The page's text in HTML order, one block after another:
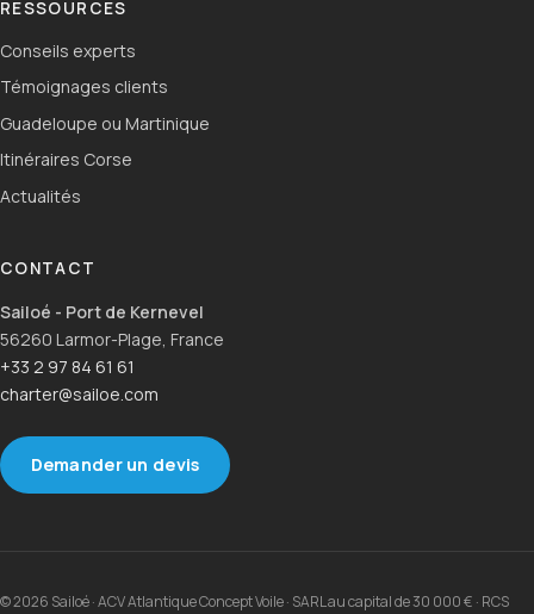
RESSOURCES
Conseils experts
Témoignages clients
Guadeloupe ou Martinique
Itinéraires Corse
Actualités
CONTACT
Sailoé - Port de Kernevel
56260 Larmor-Plage, France
+33 2 97 84 61 61
charter@sailoe.com
Demander un devis
© 2026 Sailoé · ACV Atlantique Concept Voile · SARL au capital de 30 000 € · RCS